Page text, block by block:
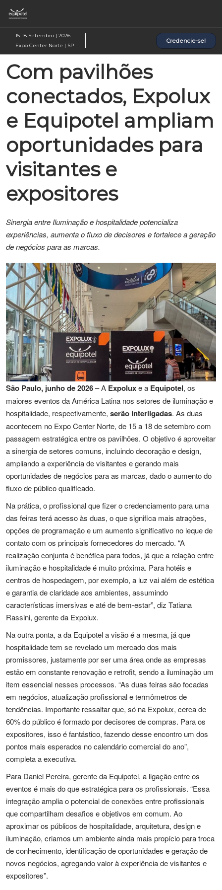
para
o
conteúdo
15-18 Setembro | 2026
Expo Center Norte | SP
Credencie-se!
Com pavilhões
conectados, Expolux
e Equipotel ampliam
oportunidades para
visitantes e
expositores
Sinergia entre Iluminação e hospitalidade potencializa
experiências, aumenta o fluxo de decisores e fortalece a geração
de negócios para as marcas.
São Paulo, junho de 2026– A Expoluxe a Equipotel, os
maiores eventos da América Latina nos setores de iluminação e
hospitalidade, respectivamente, serão interligadas. As duas
acontecem no Expo Center Norte, de 15 a 18 de setembro com
passagem estratégica entre os pavilhões. O objetivo é aproveitar
a sinergia de setores comuns, incluindo decoração e design,
ampliando a experiência de visitantes e gerando mais
oportunidades de negócios para as marcas, dado o aumento do
fluxo de público qualificado.
Na prática, o profissional que fizer o credenciamento para uma
das feiras terá acesso às duas, o que significa mais atrações,
opções de programação e um aumento significativo no leque de
contato com os principais fornecedores do mercado. “A
realização conjunta é benéfica para todos, já que a relação entre
iluminação e hospitalidade é muito próxima. Para hotéis e
centros de hospedagem, por exemplo, a luz vai além de estética
e garantia de claridade aos ambientes, assumindo
características imersivas e até de bem-estar”, diz Tatiana
Rassini, gerente da Expolux.
Na outra ponta, a da Equipotel a visão é a mesma, já que
hospitalidade tem se revelado um mercado dos mais
promissores, justamente por ser uma área onde as empresas
estão em constante renovação e retrofit, sendo a iluminação um
item essencial nesses processos. “As duas feiras são focadas
em negócios, atualização profissional e termômetros de
tendências. Importante ressaltar que, só na Expolux, cerca de
60% do público é formado por decisores de compras. Para os
expositores, isso é fantástico, fazendo desse encontro um dos
pontos mais esperados no calendário comercial do ano”,
completa a executiva.
Para Daniel Pereira, gerente da Equipotel, a ligação entre os
eventos é mais do que estratégica para os profissionais. “Essa
integração amplia o potencial de conexões entre profissionais
que compartilham desafios e objetivos em comum. Ao
aproximar os públicos de hospitalidade, arquitetura, design e
iluminação, criamos um ambiente ainda mais propício para troca
de conhecimento, identificação de oportunidades e geração de
novos negócios, agregando valor à experiência de visitantes e
expositores”.